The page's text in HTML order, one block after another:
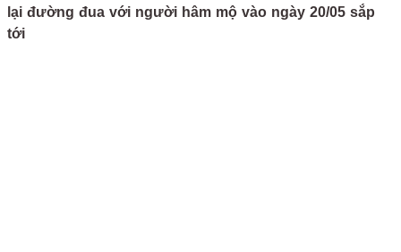
lại đường đua với người hâm mộ vào ngày 20/05 sắp
tới